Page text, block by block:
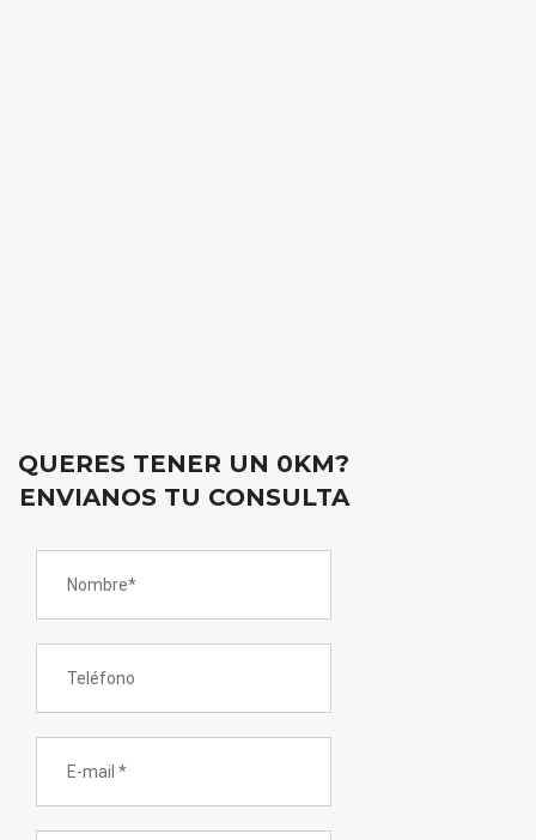
QUERES TENER UN 0KM?
ENVIANOS TU CONSULTA